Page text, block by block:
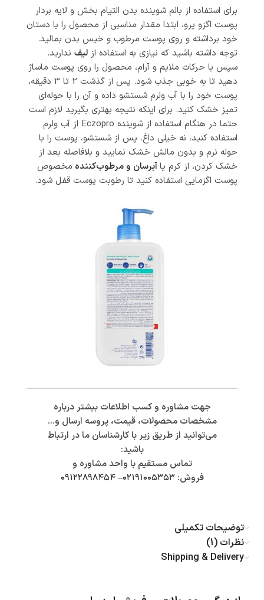
برای استفاده از بالم شوینده بدن التیام بخش و لایه بردار
پوست اگزو پرو، ابتدا مقدار مناسبی از محصول را با دستان
خود برداشته و روی پوست مرطوب و خیس بدن بمالید.
توجه داشته باشید که نیازی به استفاده از لیف ندارید.
سپس با حرکات ملایم و آرام، محصول را روی پوست ماساژ
دهید تا به خوبی جذب شود. پس از گذشت 2 تا 3 دقیقه،
پوست خود را با آب ولرم شستشو داده و آن را با حوله‌ای
تمیز خشک کنید. برای اینکه نتیجه بهتری بگیرید لازم است
حتما در هنگام استفاده از شوینده Eczopro از آب ولرم
استفاده کنید، نه خیلی داغ. پس از شستشو، پوست را با
حوله نرم و بدون مالش خشک نمایید و بلافاصله بعد از
خشک کردن، از کرم یاآبرسان و مرطوب‌کننده مخصوص
پوست اگزمایی استفاده کنید تا رطوبت پوست قفل شود.
جهت مشاوره و کسب اطلاعات بیشتر درباره
مشخصات محصولات، قیمت، پروسه ارسال و…
می‌توانید از طریق زیر با کارشناسان ما در ارتباط
باشید:
تماس مستقیم با واحد مشاوره و
فروش: ۰۲۱۹۱۰۰۵۳۵۳–۰۹۱۲۲۸۹۸۴۵۴
توضیحات تکمیلی
نظرات (1)
Shipping & Delivery